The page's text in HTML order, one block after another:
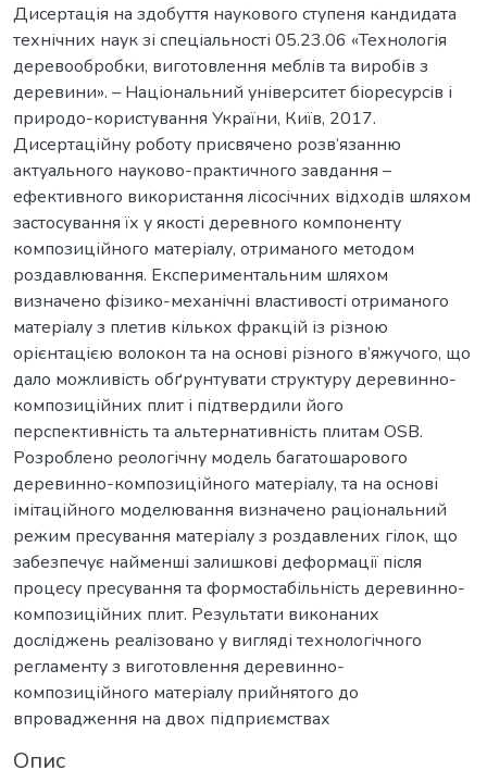
Дисертація на здобуття наукового ступеня кандидата
технічних наук зі спеціальності 05.23.06 «Технологія
деревообробки, виготовлення меблів та виробів з
деревини». – Національний університет біоресурсів і
природо-користування України, Київ, 2017.
Дисертаційну роботу присвячено розв’язанню
актуального науково-практичного завдання –
ефективного використання лісосічних відходів шляхом
застосування їх у якості деревного компоненту
композиційного матеріалу, отриманого методом
роздавлювання. Експериментальним шляхом
визначено фізико-механічні властивості отриманого
матеріалу з плетив кількох фракцій із різною
орієнтацією волокон та на основі різного в’яжучого, що
дало можливість обґрунтувати структуру деревинно-
композиційних плит і підтвердили його
перспективність та альтернативність плитам OSB.
Розроблено реологічну модель багатошарового
деревинно-композиційного матеріалу, та на основі
імітаційного моделювання визначено раціональний
режим пресування матеріалу з роздавлених гілок, що
забезпечує найменші залишкові деформації після
процесу пресування та формостабільність деревинно-
композиційних плит. Результати виконаних
досліджень реалізовано у вигляді технологічного
регламенту з виготовлення деревинно-
композиційного матеріалу прийнятого до
впровадження на двох підприємствах
Опис